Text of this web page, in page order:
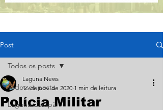
Post
Todos os posts
Laguna Carapã
Todos os posts
Polícia Militar
Laguna News
16 de nov. de 2020 1 min de leitura